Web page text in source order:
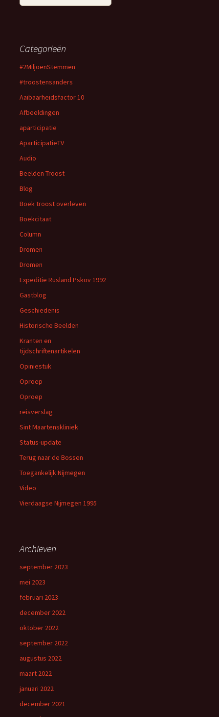
Categorieën
#2MiljoenStemmen
#troostensanders
Aaibaarheidsfactor 10
Afbeeldingen
aparticipatie
AparticipatieTV
Audio
Beelden Troost
Blog
Boek troost overleven
Boekcitaat
Column
Dromen
Dromen
Expeditie Rusland Pskov 1992
Gastblog
Geschiedenis
Historische Beelden
Kranten en
tijdschriftenartikelen
Opiniestuk
Oproep
Oproep
reisverslag
Sint Maartenskliniek
Status-update
Terug naar de Bossen
Toegankelijk Nijmegen
Video
Vierdaagse Nijmegen 1995
Archieven
september 2023
mei 2023
februari 2023
december 2022
oktober 2022
september 2022
augustus 2022
maart 2022
januari 2022
december 2021